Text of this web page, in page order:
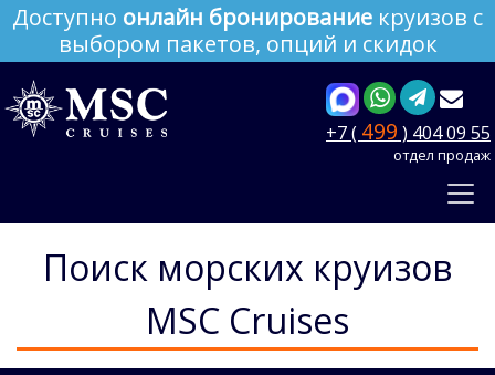
Доступно онлайн бронирование круизов с
выбором пакетов, опций и скидок
+7 ( 499 ) 404 09 55
отдел продаж
Поиск морских круизов
MSC Cruises